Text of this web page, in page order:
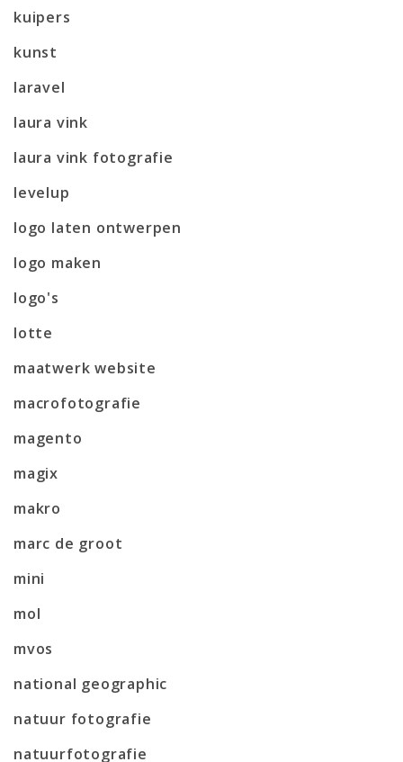
kuipers
kunst
laravel
laura vink
laura vink fotografie
levelup
logo laten ontwerpen
logo maken
logo's
lotte
maatwerk website
macrofotografie
magento
magix
makro
marc de groot
mini
mol
mvos
national geographic
natuur fotografie
natuurfotografie